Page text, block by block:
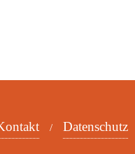
Datenschutz